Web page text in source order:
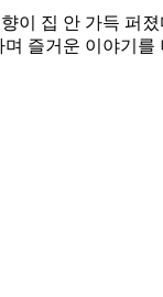
이 집 안 가득 퍼
즐거운 이야기